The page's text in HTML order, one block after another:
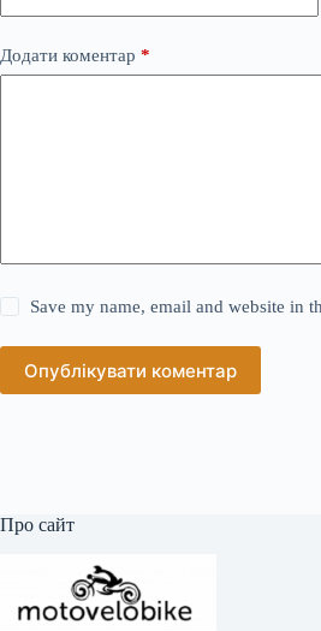
Додати коментар *
Save my name, email and website in
Опублікувати коментар
Про сайт